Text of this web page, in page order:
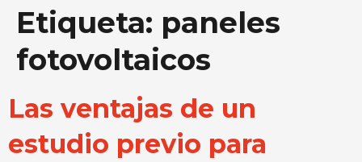
Etiqueta: paneles
fotovoltaicos
Las ventajas de un
estudio previo para